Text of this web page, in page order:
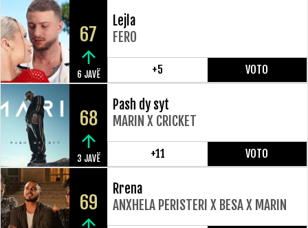
67
6 JAVË
Lejla
FERO
+5 VOTO
68
3 JAVË
Pash dy syt
MARIN X CRICKET
+11 VOTO
69
Rrena
ANXHELA PERISTERI X BESA X MARIN